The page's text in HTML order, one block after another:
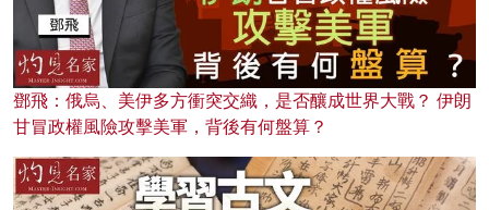
鄧飛：俄烏、美伊多方衝突交織，是否釀成世界大戰？ 伊朗
甘冒政權風險攻擊美軍，背後有何盤算？